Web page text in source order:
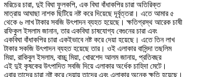
মরিচের চারা, দুই বিঘা ফুলকপি, এক বিঘা বাঁধাকপির চারা অতিরিক্ত
মাত্রায় আঘাছা নাশক ছিটিয়ে নষ্ট করে দিয়েছে দূর্বৃত্তরা। এতে আমার ৫
থেকে ৬ লাখ টাকার সবজি উৎপাদন ব্যহত হয়েছে। ক্ষতিগ্রস্থ আরেক চাষী
রফিকুল ইসলাম জানান, তার একবিঘা চাষযোগ্য বেগুনের চারা এবং
একবিঘা বাঁধাকপির চারা একইভাবে নষ্ট করে দেয়া হয়েছে। এতে তিন লাখ
টাকার সকজি উৎপাদন ব্যহত হয়েছে তার। ওই এলাকার বাসিন্দা তছলিম
মিয়া, রাকিবুল ইসলাম, বাচ্চু মিয়া, খোরশেদ আলম জানায়, প্রতিবছর
এই দুই কৃষকের উৎপাদিত সবজি দিয়ে এলাকার অর্ধেক চাহিদা মেটে।
এবার তাদের চারা নষ্ট করে দেয়ায় তাদের এবং এলাকার অনেক ক্ষতি হয়েছে।